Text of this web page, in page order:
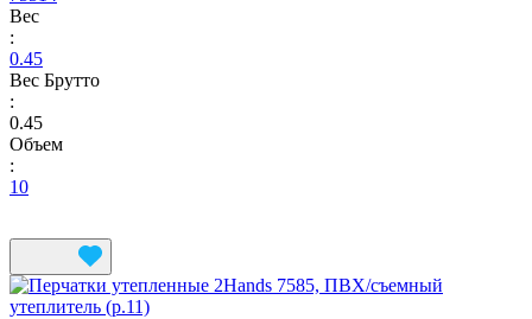
Вес
:
0.45
Вес Брутто
:
0.45
Объем
:
10